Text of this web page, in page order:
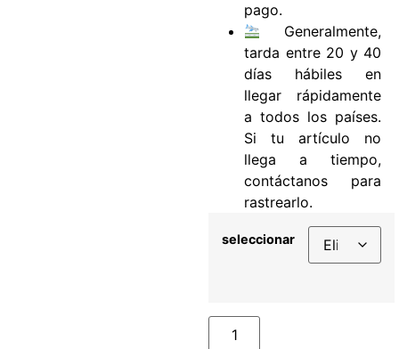
pago.
Generalmente,
tarda entre 20 y 40
días hábiles en
llegar rápidamente
a todos los países.
Si tu artículo no
llega a tiempo,
contáctanos para
rastrearlo.
seleccionar